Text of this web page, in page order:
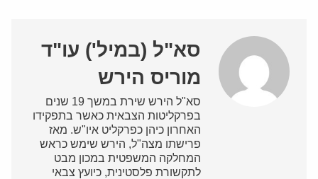
סא"ל (במיל') עו"ד
מוריס הירש
סא"ל הירש שירת במשך 19 שנים
בפרקליטות הצבאית כאשר בתפקידו
האחרון כיהן כפרקליט איו"ש. מאז
פרישתו מצה"ל, הירש שימש כראש
המחלקה המשפטית במכון מבט
לתקשורת פלסטינית, כיועץ צבאי